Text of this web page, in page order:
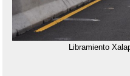
Libramiento